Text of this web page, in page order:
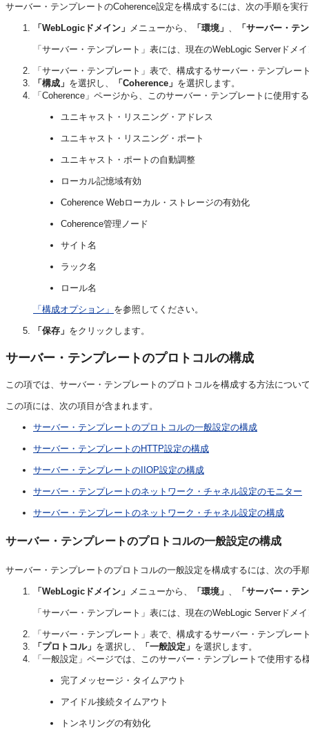
サーバー・テンプレートのCoherence設定を構成するには、次の手順を実
「WebLogicドメイン」 メニューから、 「環境」 「サーバー・テ
「サーバー・テンプレート」表には、現在のWebLogic Serverド
「サーバー・テンプレート」表で、構成するサーバー・テンプレー
「構成」 を選択し、 「Coherence」 を選択します。
「Coherence」ページから、このサーバー・テンプレートに使用
ユニキャスト・リスニング・アドレス
ユニキャスト・リスニング・ポート
ユニキャスト・ポートの自動調整
ローカル記憶域有効
Coherence Webローカル・ストレージの有効化
Coherence管理ノード
サイト名
ラック名
ロール名
「構成オプション」 を参照してください。
「保存」 をクリックします。
サーバー・テンプレートのプロトコルの構成
この項では、サーバー・テンプレートのプロトコルを構成する方法につい
この項には、次の項目が含まれます。
サーバー・テンプレートのプロトコルの一般設定の構成
サーバー・テンプレートのHTTP設定の構成
サーバー・テンプレートのIIOP設定の構成
サーバー・テンプレートのネットワーク・チャネル設定のモニター
サーバー・テンプレートのネットワーク・チャネル設定の構成
サーバー・テンプレートのプロトコルの一般設定の構成
サーバー・テンプレートのプロトコルの一般設定を構成するには、次の手
「WebLogicドメイン」 メニューから、 「環境」 、 「サーバー・テ
「サーバー・テンプレート」表には、現在のWebLogic Serverド
「サーバー・テンプレート」表で、構成するサーバー・テンプレー
「プロトコル」 を選択し、 「一般設定」 を選択します。
「一般設定」ページでは、このサーバー・テンプレートで使用す
完了メッセージ・タイムアウト
アイドル接続タイムアウト
トンネリングの有効化